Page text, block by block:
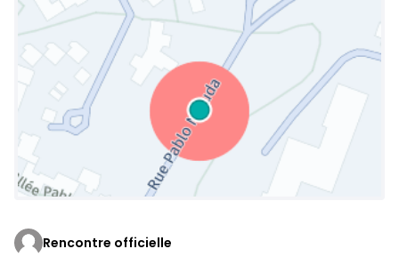
Rencontre officielle